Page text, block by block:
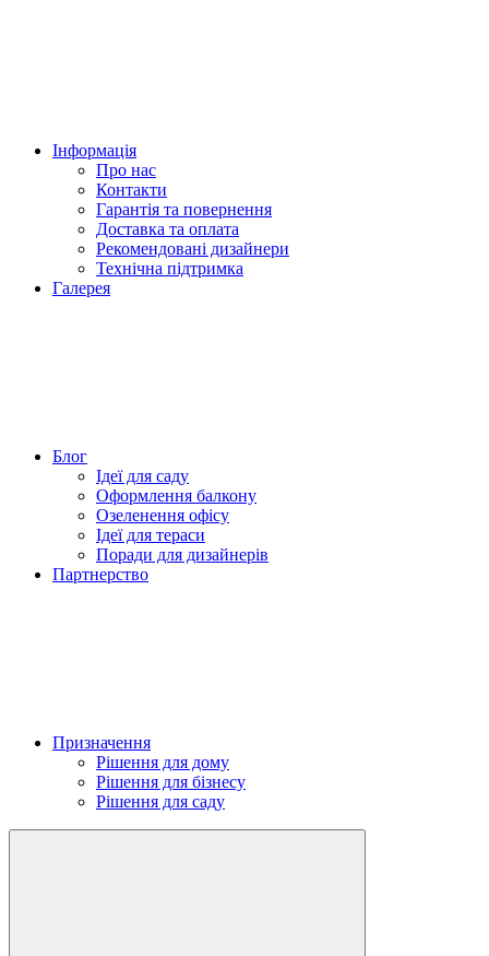
Інформація
Про нас
Контакти
Гарантія та повернення
Доставка та оплата
Рекомендовані дизайнери
Технічна підтримка
Галерея
Блог
Ідеї для саду
Оформлення балкону
Озеленення офісу
Ідеї для тераси
Поради для дизайнерів
Партнерство
Призначення
Рішення для дому
Рішення для бізнесу
Рішення для саду